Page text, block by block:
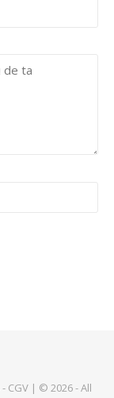
- CGV | © 2026 - All